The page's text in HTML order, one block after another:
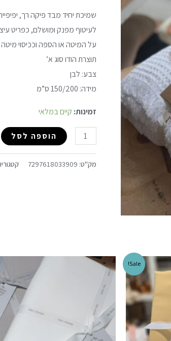
שמיכת יחיד מבד פיקה רך,
לעיטוף מפנק ומושלם, כפריט
על המיטה או הספה וככיסוי מיטה
תוצרת הודו סוג א’
צבע: לבן
מידה: 150/200 ס”מ
זמינות: קיים במלאי
הוספה לסל
מק"ט: 7297618033909
Sale!